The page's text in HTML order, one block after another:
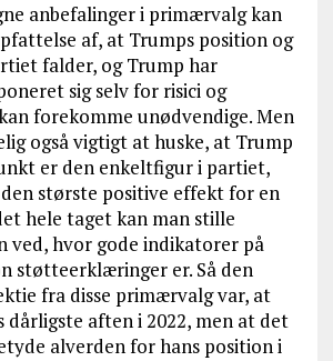
anbefalinger i primærvalg kan
af, at Trumps position og
falder, og Trump har
sig selv for risici og
forekomme unødvendige. Men
også vigtigt at huske, at Trump
er den enkeltfigur i partiet,
største positive effekt for en
hele taget kan man stille
ved, hvor gode indikatorer på
støtteerklæringer er. Så den
fra disse primærvalg var, at
dårligste aften i 2022, men at det
alverden for hans position i